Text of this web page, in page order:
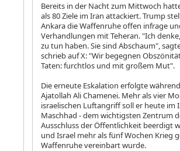
Bereits in der Nacht zum Mittwoch
als 80 Ziele im Iran attackiert. Trump
Ankara die Waffenruhe offen infrage
Verhandlungen mit Teheran. "Ich
zu tun haben. Sie sind Abschaum",
schrieb auf X: "Wir begegnen
Taten: furchtlos und mit großem Mut".
Die erneute Eskalation erfolgte
Ajatollah Ali Chamenei. Mehr als vier
israelischen Luftangriff soll er heute
Maschhad - dem wichtigsten Zentrum
Ausschluss der Öffentlichkeit beerdigt
und Israel mehr als fünf Wochen Krieg
Waffenruhe vereinbart wurde.